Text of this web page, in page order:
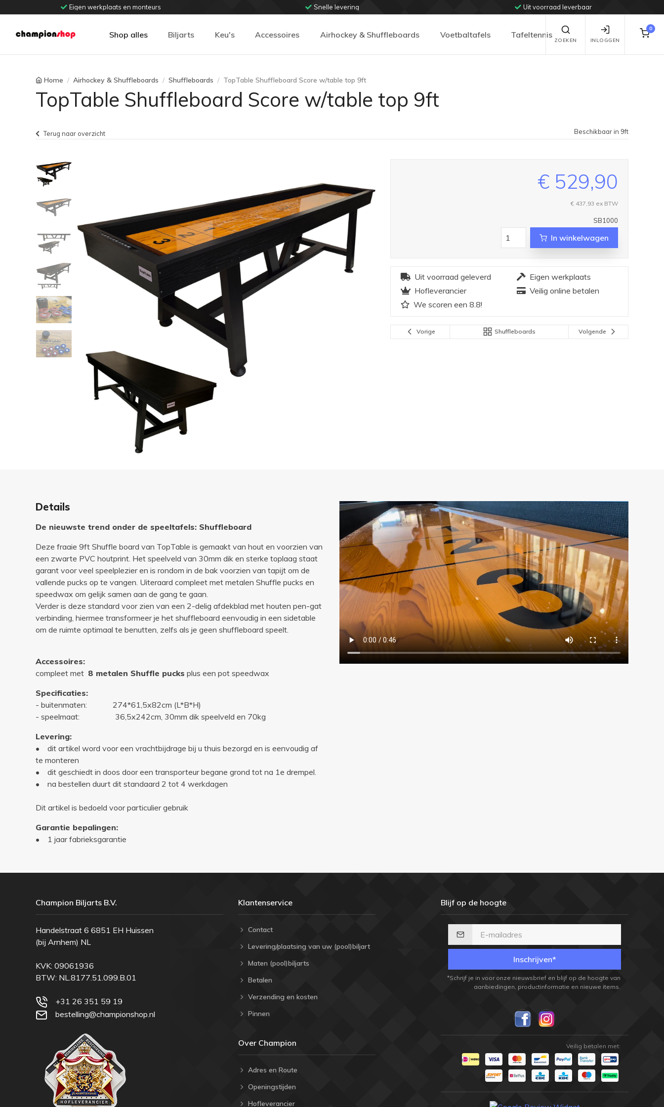
Eigen werkplaats en monteurs Snelle levering Uit voorraad leverbaar
Shop alles Biljarts Keu's Accessoires Airhockey & Shuffleboards Voetbaltafels Tafeltennis
ZOEKEN INLOGGEN
0
Home Airhockey & Shuffleboards Shuffleboards TopTable Shuffleboard Score w/table top 9ft
TopTable Shuffleboard Score w/table top 9ft
Terug naar overzicht Beschikbaar in 9ft
€ 529,90
€ 437,93 ex BTW
SB1000
In winkelwagen
Uit voorraad geleverd
Eigen werkplaats
Hofleverancier
Veilig online betalen
We scoren een 8.8!
Vorige Shuffleboards Volgende
Details
De nieuwste trend onder de speeltafels: Shuffleboard
Deze fraaie 9ft Shuffle board van TopTable is gemaakt van hout en voorzien van
een zwarte PVC houtprint. Het speelveld van 30mm dik en sterke toplaag staat
garant voor veel speelplezier en is rondom in de bak voorzien van tapijt om de
vallende pucks op te vangen. Uiteraard compleet met metalen Shuffle pucks en
speedwax om gelijk samen aan de gang te gaan.
Verder is deze standard voor zien van een 2-delig afdekblad met houten pen-gat
verbinding, hiermee transformeer je het shuffleboard eenvoudig in een sidetable
om de ruimte optimaal te benutten, zelfs als je geen shuffleboard speelt.
Accessoires:
compleet met 8 metalen Shuffle pucks plus een pot speedwax
Specificaties:
- buitenmaten: 274*61,5x82cm (L*B*H)
- speelmaat: 36,5x242cm, 30mm dik speelveld en 70kg
Levering:
• dit artikel word voor een vrachtbijdrage bij u thuis bezorgd en is eenvoudig af
te monteren
• dit geschiedt in doos door een transporteur begane grond tot na 1e drempel.
• na bestellen duurt dit standaard 2 tot 4 werkdagen
Dit artikel is bedoeld voor particulier gebruik
Garantie bepalingen:
• 1 jaar fabrieksgarantie
Champion Biljarts B.V.
Handelstraat 6 6851 EH Huissen
(bij Arnhem) NL
KVK: 09061936
BTW: NL.8177.51.099.B.01
+31 26 351 59 19
bestelling@championshop.nl
Klantenservice
Contact
Levering/plaatsing van uw (pool)biljart
Maten (pool)biljarts
Betalen
Verzending en kosten
Pinnen
Over Champion
Adres en Route
Openingstijden
Hofleverancier
Blijf op de hoogte
Inschrijven*
*Schrijf je in voor onze nieuwsbrief en blijf op de hoogte van
aanbiedingen, productinformatie en nieuwe items.
Veilig betalen met: